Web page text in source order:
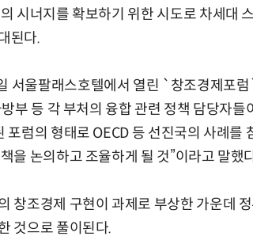
시너지를 확보하기 위한 시도로 차세대
된다.
서울팔래스호텔에서 열린 `창조경제포
부 등 각 부처의 융합 관련 정책 담당자들
포럼의 형태로 OECD 등 선진국의 사례를
을 논의하고 조율하게 될 것”이라고 말했
창조경제 구현이 과제로 부상한 가운데
것으로 풀이된다.